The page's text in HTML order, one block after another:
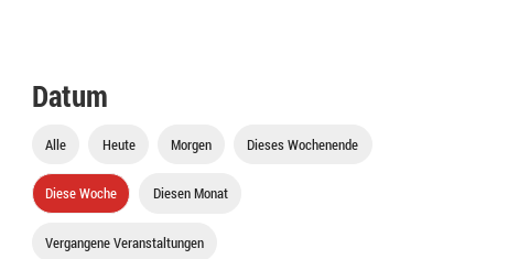
Datum
Alle Heute Morgen Dieses Wochenende
Diese Woche Diesen Monat
Vergangene Veranstaltungen